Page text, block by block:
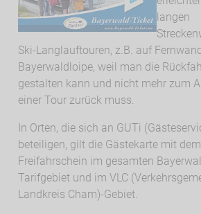
langen
Ski-Langlauftouren, z.B. auf
Bayerwaldloipe, weil man die
gestalten kann und nicht mehr zum
einer Tour zurück muss.
In Orten, die sich an GUTi
beteiligen, gilt die Gästekarte mit
Freifahrschein im gesamten
Tarifgebiet und im VLC
Landkreis Cham)-Gebiet.